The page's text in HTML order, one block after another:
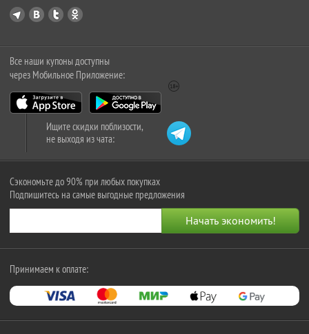
Все наши купоны доступны
через Мобильное Приложение:
Ищите скидки поблизости,
не выходя из чата:
Сэкономьте до 90% при любых покупках
Подпишитесь на самые выгодные предложения
Принимаем к оплате: